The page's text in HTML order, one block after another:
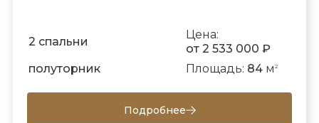
2 спальни
Цена:
от 2 533 000 ₽
полуторник
Площадь: 84м 2
Подробнее